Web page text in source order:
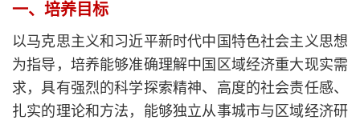
一、培养目标
以马克思主义和习近平新时代中国特色社会主义思想
为指导，培养能够准确理解中国区域经济重大现实需
求，具有强烈的科学探索精神、高度的社会责任感、
扎实的理论和方法，能够独立从事城市与区域经济研